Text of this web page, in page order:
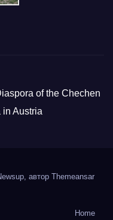
of the Chechen
in Austria
автор Themeansar
Home